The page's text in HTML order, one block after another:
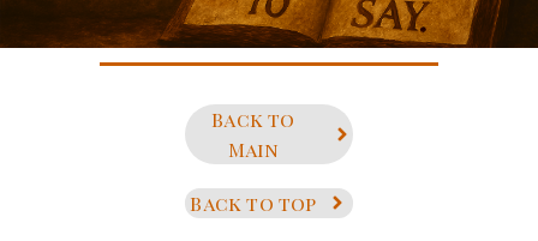
Back to
Main
Back to top